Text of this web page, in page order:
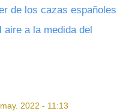
de los cazas españoles
aire a la medida del
2022 - 11:13